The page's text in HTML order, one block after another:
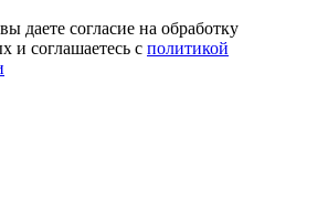
даете согласие на обработку
и соглашаетесь c политикой